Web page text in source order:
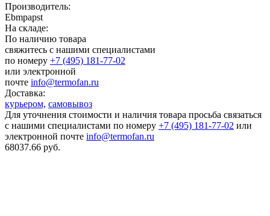
Производитель:
Ebmpapst
На складе:
По наличию товара
свяжитесь с нашими специалистами
по номеру +7 (495) 181-77-02
или электронной
почте info@termofan.ru
Доставка:
курьером, самовывоз
Для уточнения стоимости и наличия товара просьба связаться
с нашими специалистами по номеру +7 (495) 181-77-02 или
электронной почте info@termofan.ru
68037.66 руб.